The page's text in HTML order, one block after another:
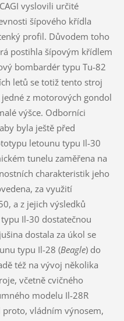
vyslovili určité
šípového křídla
profil. Důvodem toho
postihla šípovým křídlem
bombardér typu Tu-82
letů se totiž tento stroj
z motorových gondol
výšce. Odborníci
byla ještě před
letounu typu Il-30
tunelu zaměřena na
charakteristik jeho
za využití
a z jejich výsledků
Il-30 dostatečnou
dostala za úkol se
typu Il-28 (Beagle) do
též na vývoj několika
včetně cvičného
modelu Il-28R
vládním výnosem,